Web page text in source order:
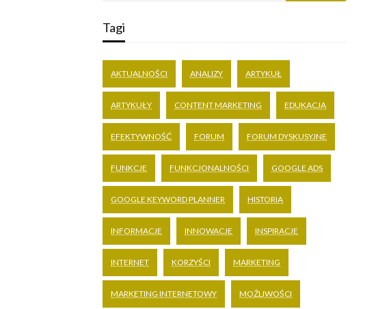
Tagi
AKTUALNOŚCI ANALIZY ARTYKUŁ
ARTYKUŁY CONTENT MARKETING EDUKACJA
EFEKTYWNOŚĆ FORUM FORUM DYSKUSYJNE
FUNKCJE FUNKCJONALNOŚCI GOOGLE ADS
GOOGLE KEYWORD PLANNER HISTORIA
INFORMACJE INNOWACJE INSPIRACJE
INTERNET KORZYŚCI MARKETING
MARKETING INTERNETOWY MOŻLIWOŚCI